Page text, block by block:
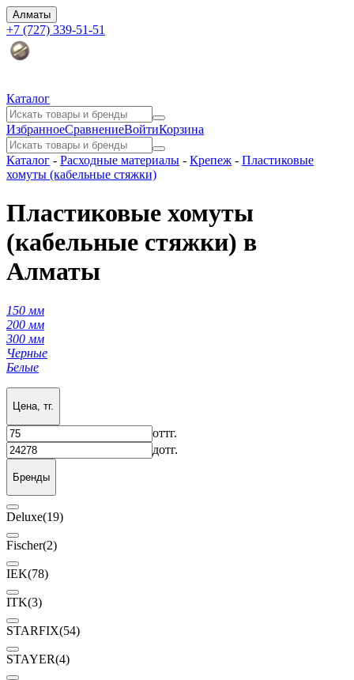
Алматы
+7 (727) 339-51-51
Каталог
ИзбранноеСравнениеВойтиКорзина
Каталог - Расходные материалы - Крепеж - Пластиковые
хомуты (кабельные стяжки)
Пластиковые хомуты
(кабельные стяжки) в
Алматы
150 мм
200 мм
300 мм
Черные
Белые
Цена, тг.
оттг.
дотг.
Бренды
Deluxe(19)
Fischer(2)
IEK(78)
ITK(3)
STARFIX(54)
STAYER(4)